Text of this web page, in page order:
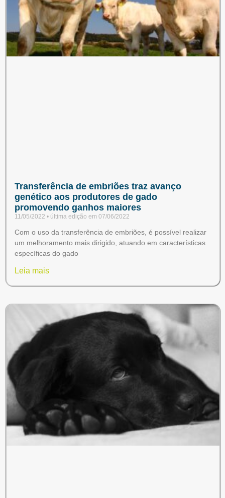
Transferência de embriões traz avanço
genético aos produtores de gado
promovendo ganhos maiores
11/05/2022 07/06/2022
Com o uso da transferência de embriões, é possível realizar
um melhoramento mais dirigido, atuando em características
específicas do gado
Leia mais